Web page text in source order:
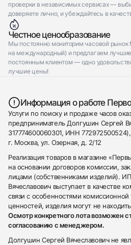
проверки в независимых сервисах —
доверяете лично, и убеждайтесь в
Честное ценообразование
Мы постоянно мониторим часовой рынок
на международный) и предлагаем
постоянным клиентом — одно
лучшие цены!
Информация о работе
Услуги по поиску и продаже часов
предприниматель Долгушин Сергей
317774600060301, ИНН
г. Москва, ул. Озерная, д. 2/12
Реализация товаров в магазине
на основании договоров комиссии,
лицами (собственниками изделий).
Вячеславович выступает в качестве
связи с особенностями комиссионной
ценностей, изделия могут не
Осмотр конкретного лота возможен
согласованию с менеджером.
Долгушин Сергей Вячеславович не